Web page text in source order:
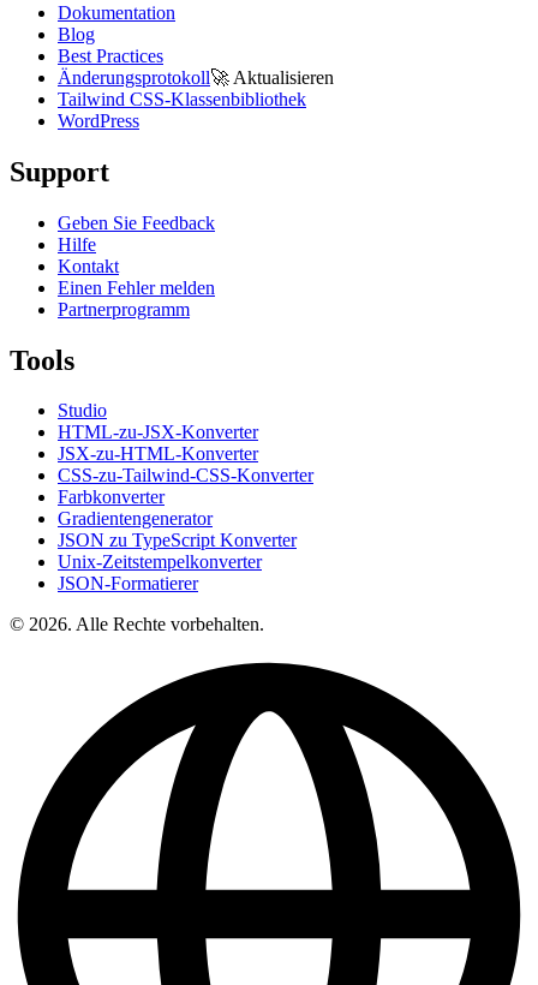
Dokumentation
Blog
Best Practices
Änderungsprotokoll🚀 Aktualisieren
Tailwind CSS-Klassenbibliothek
WordPress
Support
Geben Sie Feedback
Hilfe
Kontakt
Einen Fehler melden
Partnerprogramm
Tools
Studio
HTML-zu-JSX-Konverter
JSX-zu-HTML-Konverter
CSS-zu-Tailwind-CSS-Konverter
Farbkonverter
Gradientengenerator
JSON zu TypeScript Konverter
Unix-Zeitstempelkonverter
JSON-Formatierer
© 2026. Alle Rechte vorbehalten.